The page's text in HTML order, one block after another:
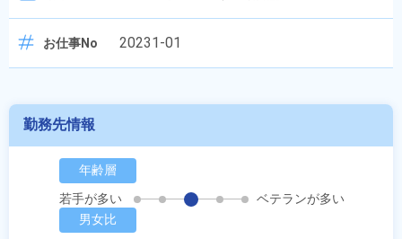
お仕事No 20231-01
勤務先情報
年齢層
若手が多い
ベテランが多い
男女比